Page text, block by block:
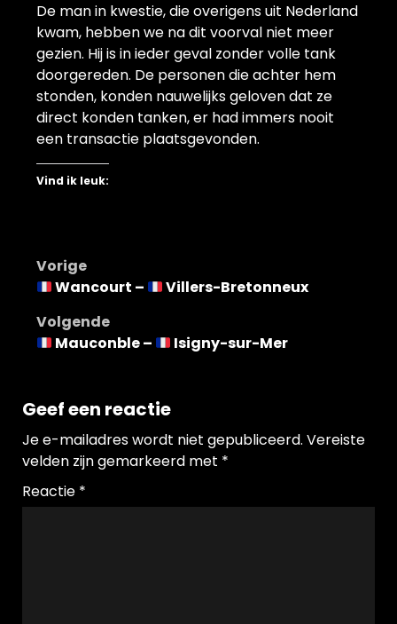
De man in kwestie, die overigens uit Nederland
kwam, hebben we na dit voorval niet meer
gezien. Hij is in ieder geval zonder volle tank
doorgereden. De personen die achter hem
stonden, konden nauwelijks geloven dat ze
direct konden tanken, er had immers nooit
een transactie plaatsgevonden.
Vind ik leuk:
Bericht
navigatie
Vorige
Wancourt –
Villers-Bretonneux
Volgende
Mauconble –
Isigny-sur-Mer
Geef een reactie
Je e-mailadres wordt niet gepubliceerd. Vereiste
velden zijn gemarkeerd met *
Reactie *